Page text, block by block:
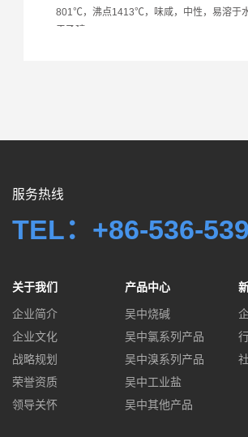
801℃，沸点1413℃，味咸，中性，易溶于
于乙醇。
服务热线
TEL：+86-536-
关于我们
企业简介
企业文化
战略规划
荣誉资质
领导关怀
产品中心
吴中烧碱
吴中氯系列产品
吴中溴系列产品
吴中工业盐
吴中其他产品